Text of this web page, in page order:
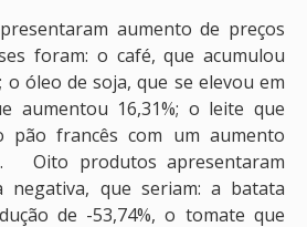
aumento de preços
foram: o café, que acumulou
o óleo de soja, que se elevou em
aumentou 16,31%; o leite que
pão francês com um aumento
Oito produtos apresentaram
negativa, que seriam: a batata
de -53,74%, o tomate que